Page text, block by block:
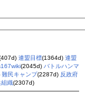
連盟目標(1364d) 連盟
(2045d) バトルハンマ
難民キャンプ(2287d) 反政府
組織(2307d)